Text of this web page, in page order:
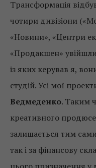
Трансформація
чотири дивізіони
«Новини», «Центри
«Продакшен»
із яких керував я,
студій. Усі мої
Ведмеденко. Таким
креативного
залишається тим
так і за фінансову